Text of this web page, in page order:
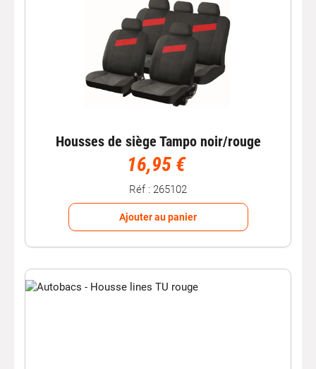
Housses de siège Tampo noir/rouge
16,95 €
Réf : 265102
Ajouter au panier